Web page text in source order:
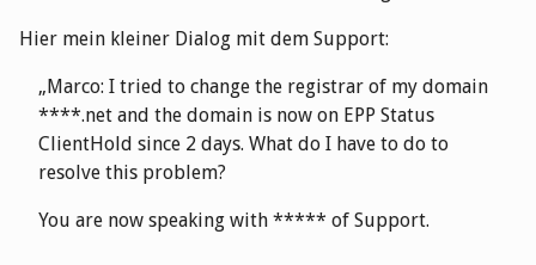
Hier mein kleiner Dialog mit dem Support:
Marco: I tried to change the registrar of my domain
****.net and the domain is now on EPP Status
ClientHold since 2 days. What do I have to do to
resolve this problem?
You are now speaking with ***** of Support.